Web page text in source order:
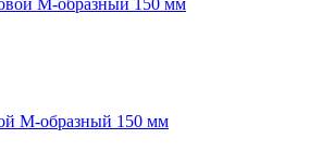
М-образный 150 мм